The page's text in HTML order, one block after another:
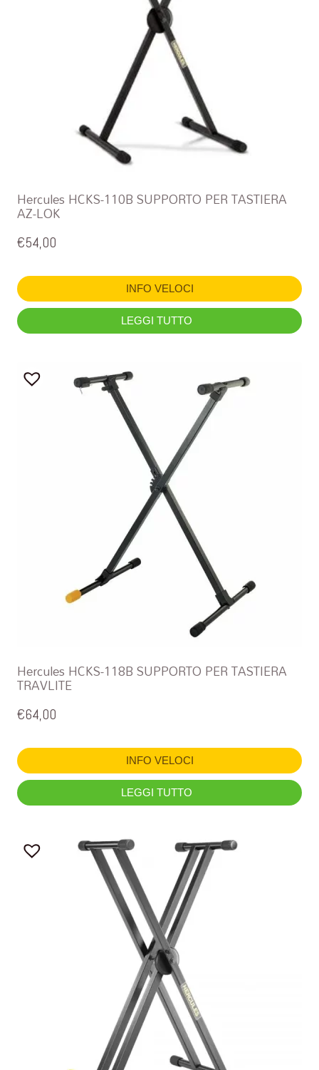
Hercules HCKS-110B SUPPORTO PER TASTIERA
AZ-LOK
€54,00
INFO VELOCI
LEGGI TUTTO
Hercules HCKS-118B SUPPORTO PER TASTIERA
TRAVLITE
€64,00
INFO VELOCI
LEGGI TUTTO